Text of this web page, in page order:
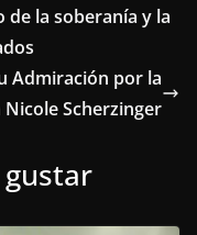
de la soberanía y la
Admiración por la
Scherzinger